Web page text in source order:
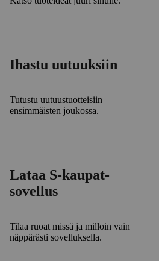
Ihastu uutuuksiin
Tutustu uutuustuotteisiin
ensimmäisten joukossa.
Lataa S-kaupat-
sovellus
Tilaa ruoat missä ja milloin vain
näppärästi sovelluksella.